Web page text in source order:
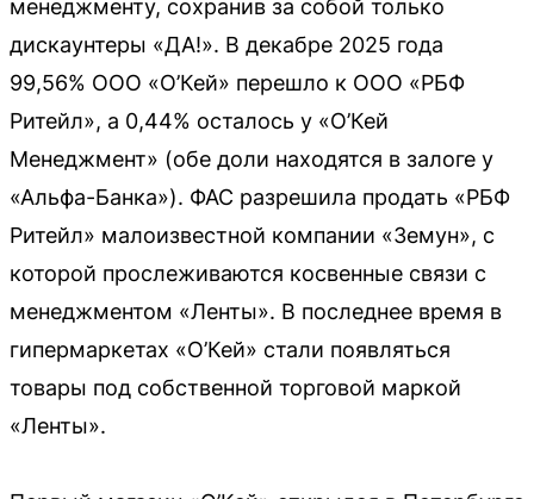
менеджменту, сохранив за собой только
дискаунтеры «ДА!». В декабре 2025 года
99,56% ООО «О’Кей» перешло к ООО «РБФ
Ритейл», а 0,44% осталось у «О’Кей
Менеджмент» (обе доли находятся в залоге у
«Альфа-Банка»). ФАС разрешила продать «РБФ
Ритейл» малоизвестной компании «Земун», с
которой прослеживаются косвенные связи с
менеджментом «Ленты». В последнее время в
гипермаркетах «О’Кей» стали появляться
товары под собственной торговой маркой
«Ленты».